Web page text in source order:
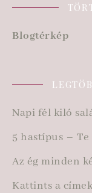
Blogtérkép
Napi fél kiló
5 hastípus –
Az ég minden
Kattints a